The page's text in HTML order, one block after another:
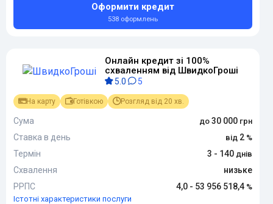
Оформити кредит
538 оформлень
Онлайн кредит зі 100%
схваленням від ШвидкоГроші
5.0 5
На карту Готівкою Розгляд від 20 хв.
Сума
30 000
Ставка в день
2
Термін
3 - 140
Схвалення
низьке
РРПС
4,0 - 53 956 518,4
Істотні характеристики послуги